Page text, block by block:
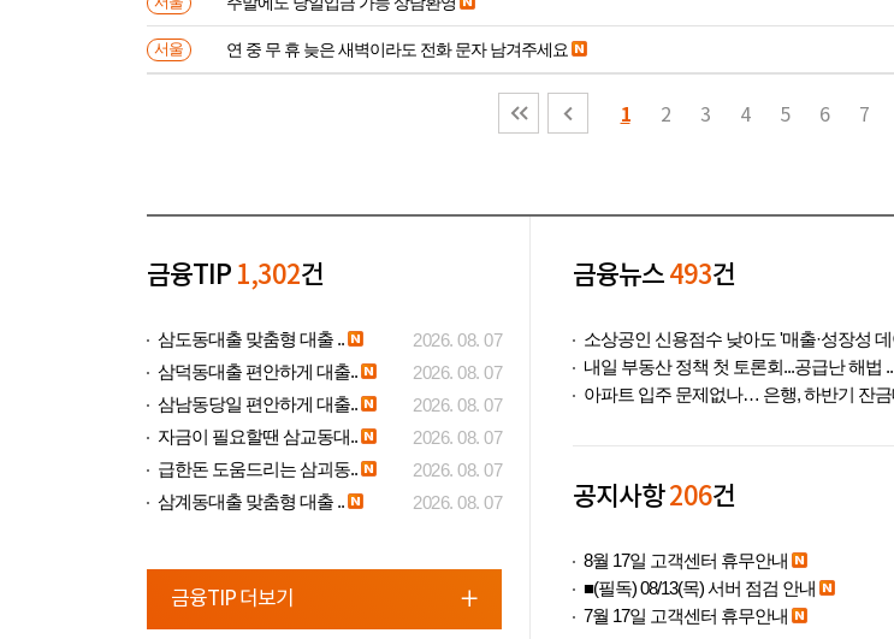
서울 연 중 무 휴 늦은 새벽이라도 전화 문자 남겨주세요
1 2 3 4 5 6 7
금융TIP 1,302건
삼도동대출 맞춤형 대출 ..
2026. 08. 07
삼덕동대출 편안하게 대출..
2026. 08. 07
삼남동당일 편안하게 대출..
2026. 08. 07
자금이 필요할땐 삼교동대..
2026. 08. 07
급한돈 도움드리는 삼괴동..
2026. 08. 07
삼계동대출 맞춤형 대출 ..
2026. 08. 07
금융TIP 더보기
금융뉴스493건
내일 부동산 정책 첫 토론회...공급난 해법 ..
공지사항206건
8월 17일 고객센터 휴무안내
■(필독) 08/13(목) 서버 점검 안내
7월 17일 고객센터 휴무안내